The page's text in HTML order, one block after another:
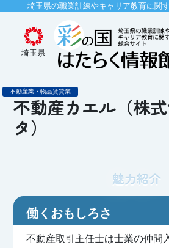
埼玉県の職業訓練やキャリア教育に関
埼玉県
不動産業・物品賃貸業
不動産カエル（株
タ）
魅力紹介
働くおもしろさ
不動産取引主任士は士業の仲間